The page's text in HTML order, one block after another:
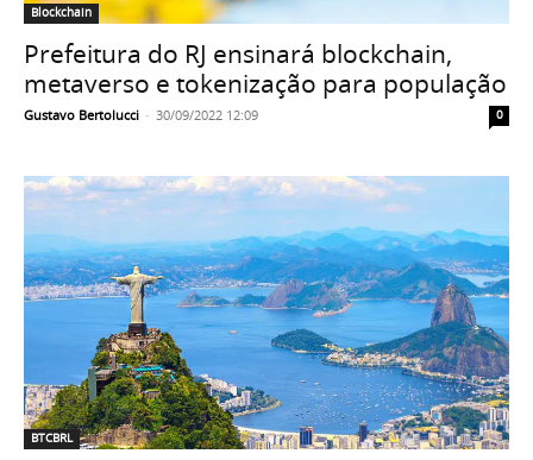
Blockchain
Prefeitura do RJ ensinará blockchain,
metaverso e tokenização para população
Gustavo Bertolucci - 30/09/2022 12:09 0
BTCBRL